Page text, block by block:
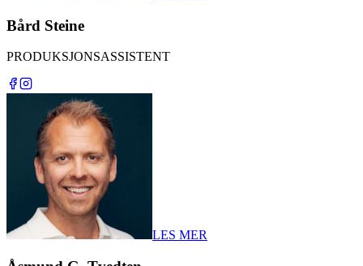
Bård Steine
PRODUKSJONSASSISTENT
LES MER